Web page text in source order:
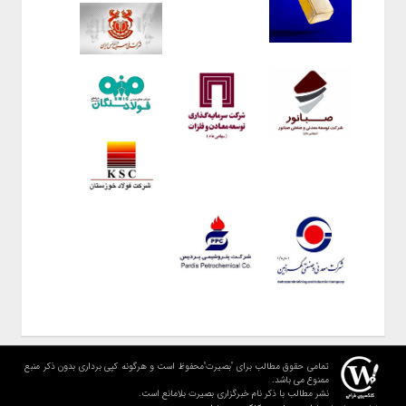
تمامی حقوق مطالب برای "بصیرت"محفوظ است و هرگونه کپی برداری بدون ذکر منبع
ممنوع می باشد.
نشر مطالب با ذکر نام خبرگزاری بصیرت بلامانع است.